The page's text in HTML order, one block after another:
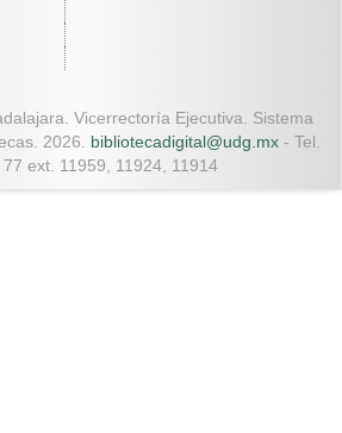
Vicerrectoría Ejecutiva. Sistema
2026. bibliotecadigital@udg.mx - Tel.
ext. 11959, 11924, 11914